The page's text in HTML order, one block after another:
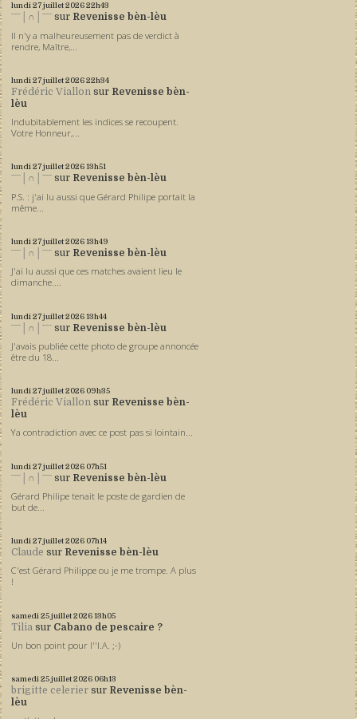
lundi 27juillet 202622h43
ˉˉˉ│∩│ˉˉˉ sur Revenisse bèn-lèu
Il n'y a malheureusement pas de verdict à
rendre, Maître,...
lundi 27juillet 202622h34
Frédéric Viallon sur Revenisse bèn-
lèu
Indubitablement les indices se recoupent.
Votre Honneur,...
lundi 27juillet 202613h51
ˉˉˉ│∩│ˉˉˉ sur Revenisse bèn-lèu
P.S. : j'ai lu aussi que Gérard Philipe portait la
même...
lundi 27juillet 202613h49
ˉˉˉ│∩│ˉˉˉ sur Revenisse bèn-lèu
J'ai lu aussi que ces matches avaient lieu le
dimanche....
lundi 27juillet 202613h44
ˉˉˉ│∩│ˉˉˉ sur Revenisse bèn-lèu
J'avais publiée cette photo de groupe annoncée
être du 18...
lundi 27juillet 2026 09h35
Frédéric Viallon sur Revenisse bèn-
lèu
Ya contradiction avec ce post pas si lointain...
lundi 27juillet 2026 07h51
ˉˉˉ│∩│ˉˉˉ sur Revenisse bèn-lèu
Gérard Philipe tenait le poste de gardien de
but de...
lundi 27juillet 2026 07h14
Claude sur Revenisse bèn-lèu
C'est Gérard Philippe ou je me trompe. A plus
!
samedi 25juillet 202613h05
Tilia sur Cabano de pescaire ?
Un bon point pour l''I.A. ;-)
samedi 25juillet 2026 06h13
brigitte celerier sur Revenisse bèn-
lèu